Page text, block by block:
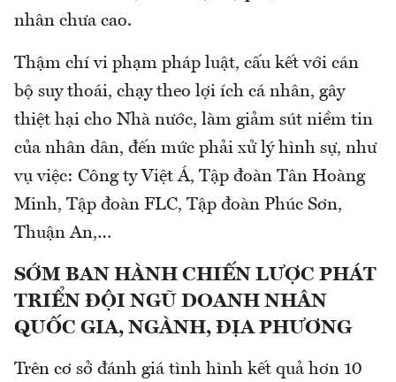
nhân chưa cao.
Thậm chí vi phạm pháp luật, cấu kết với cán
bộ suy thoái, chạy theo lợi ích cá nhân, gây
thiệt hại cho Nhà nước, làm giảm sút niềm tin
của nhân dân, đến mức phải xử lý hình sự, như
vụ việc: Công ty Việt Á, Tập đoàn Tân Hoàng
Minh, Tập đoàn FLC, Tập đoàn Phúc Sơn,
Thuận An,…
SỚM BAN HÀNH CHIẾN LƯỢC PHÁT
TRIỂN ĐỘI NGŨ DOANH NHÂN
QUỐC GIA, NGÀNH, ĐỊA PHƯƠNG
Trên cơ sở đánh giá tình hình kết quả hơn 10